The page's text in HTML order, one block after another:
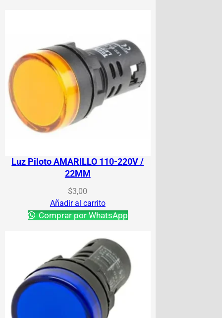
Luz Piloto AMARILLO 110-220V /
22MM
$3,00
Añadir al carrito
Comprar por WhatsApp